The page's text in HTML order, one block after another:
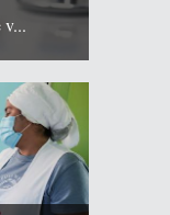
v...